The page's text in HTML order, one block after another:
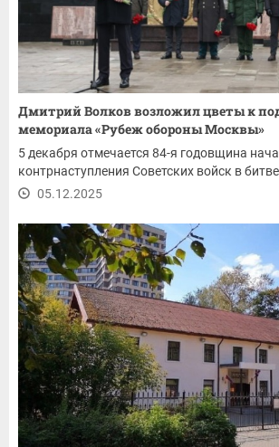
Дмитрий Волков возложил цветы к
мемориала «Рубеж обороны Москвы»
5 декабря отмечается 84-я годовщина
контрнаступления Советских войск в
05.12.2025